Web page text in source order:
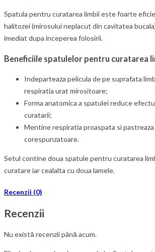
Spatula pentru curatarea limbii este foarte
halitozei (mirosului neplacut din cavitatea
imediat dupa inceperea folosirii.
Beneficiile spatulelor pentru curatarea
Indeparteaza pelicula de pe suprafata
respiratia urat mirositoare;
Forma anatomica a spatulei reduce
curatarii;
Mentine respiratia proaspata si pastreaza
corespunzatoare.
Setul contine doua spatule pentru curatarea
curatare iar cealalta cu doua lamele.
Recenzii (0)
Recenzii
Nu există recenzii până acum.